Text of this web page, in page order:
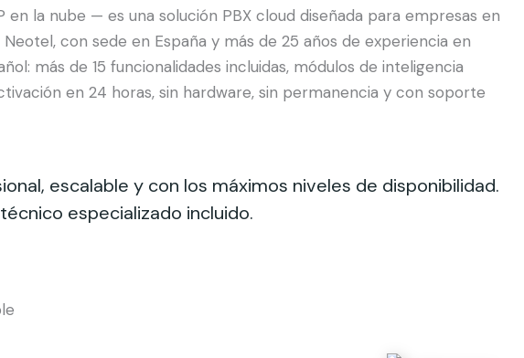
la nube — es una solución PBX cloud diseñada para empresas en
con sede en España y más de 25 años de experiencia en
más de 15 funcionalidades incluidas, módulos de inteligencia
en 24 horas, sin hardware, sin permanencia y con soporte
escalable y con los máximos niveles de disponibilidad.
especializado incluido.